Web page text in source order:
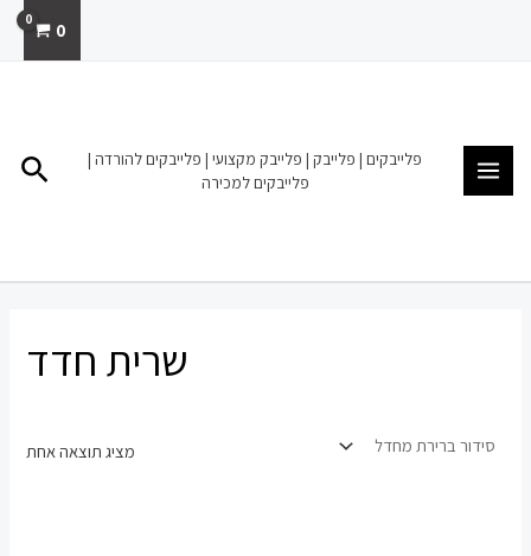
0
פלייבקים | פלייבק | פלייבק מקצועי | פלייבקים להורדה |
פלייבקים למכירה
שרית חדד
מציג תוצאה אחת